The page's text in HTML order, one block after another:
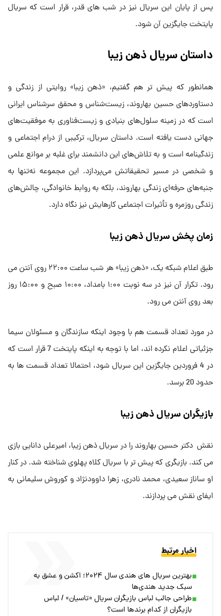
پس از پایان این سریال نیز در شب های قدر، قرار است که سریال
پایتخت جایگزین آن شود.
داستان سریال ذهن زیبا
همانطور که پیش تر هم گفتیم، «ذهن زیبا» روایتی از زندگی و
دستاوردهای حسین بهاروند، زیست‌شناس و محقق سرشناس ایرانی
است که در زمینه سلول‌های بنیادی و زیست‌فناوری به موفقیت‌های
جهانی دست یافته است. داستان سریال، ترکیبی از درام اجتماعی و
زندگینامه است و به تلاش‌های این دانشمند برای غلبه بر موانع علمی
و شخصی در مسیر تحقیقاتش می‌پردازد. این مجموعه نه‌تنها به
جنبه‌های حرفه‌ای زندگی بهاروند، بلکه به روابط خانوادگی، چالش‌های
زندگی روزمره و تأثیرات اجتماعی کارهایش نیز نگاه دارد.
زمان پخش سریال ذهن زیبا
طبق اعلام شبکه یک، «ذهن زیبا» هر شب ساعت ۲۲:۰۰ روی آنتن می
رود. تکرار آن نیز در سه نوبت ۱:۰۰ بامداد، ۱۰:۰۰ صبح و ۱۵:۰۰ روز
بعد روی آنتن می رود.
در مورد تعداد قسمت هم با وجود اینکه سازندگان و مسئولان سیما
جزئیاتی اعلام نکرده اند، اما با توجه به اینکه پایتخت 7 قرار است که
در 4 فروردین جایگزین این سریال شود، احتمالا تعداد قسمت ها به
حدود 20 برسد.
بازیگران سریال ذهن زیبا
نقش دکتر حسین بهاروند را در سریال ذهن زیبا، امیرعلی دانایی بازی
می کند. بازیگری که پیش تر با سریال کلاه پهلوی شناخته شد. در کنار
او ساناز سعیدی، محمد نادری، زهرا داوودنژاد و کوروش سلیمانی به
ایفای نقش می پردازند.
اخبار مرتبط
بهترین سریال های هندی سال ۲۰۲۴؛ اکشن و عشق به
سبک جدید هندی‌ها
طراحی جالب لباس بازیگران سریال «تاسیان» / لباس
بازیگران از کدام برندها است؟